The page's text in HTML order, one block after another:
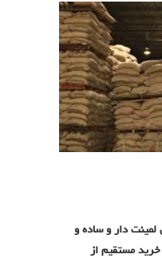
لمینت دار و ساده و
خرید مستقیم از